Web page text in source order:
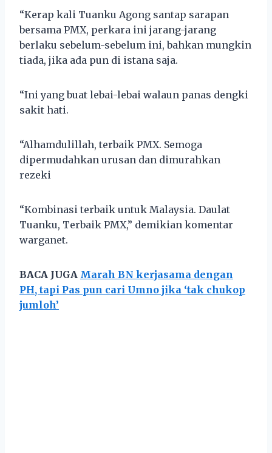
“Kerap kali Tuanku Agong santap sarapan
bersama PMX, perkara ini jarang-jarang
berlaku sebelum-sebelum ini, bahkan mungkin
tiada, jika ada pun di istana saja.
“Ini yang buat lebai-lebai walaun panas dengki
sakit hati.
“Alhamdulillah, terbaik PMX. Semoga
dipermudahkan urusan dan dimurahkan
rezeki
“Kombinasi terbaik untuk Malaysia. Daulat
Tuanku, Terbaik PMX,” demikian komentar
warganet.
BACA JUGA Marah BN kerjasama dengan
PH, tapi Pas pun cari Umno jika ‘tak chukop
jumloh’